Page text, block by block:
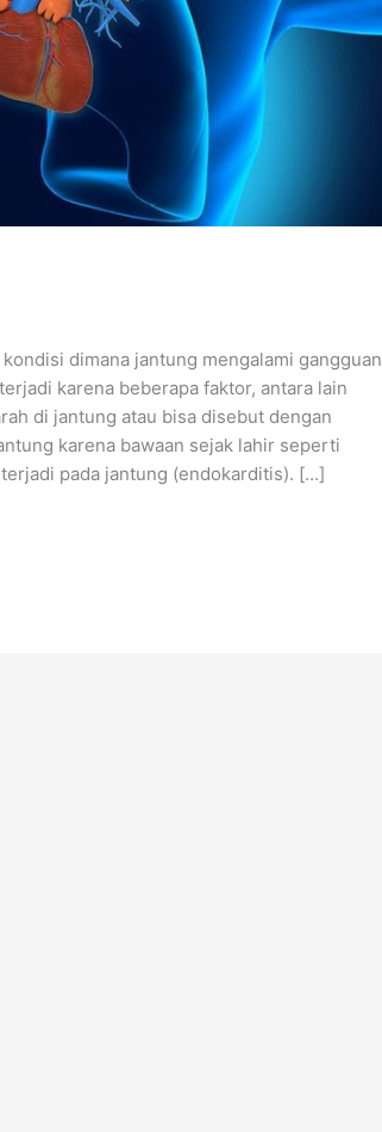
dimana jantung mengalami gangguan
karena beberapa faktor, antara lain
di jantung atau bisa disebut dengan
karena bawaan sejak lahir seperti
pada jantung (endokarditis). […]